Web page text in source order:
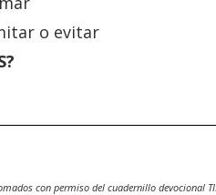
o evitar
con permiso del cuadernillo devocional